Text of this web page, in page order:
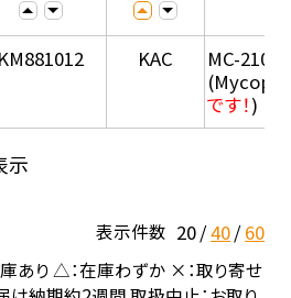
KM881012 KAC
MC-210 (
です！)
示
表示件数 20 40 60
あり △：在庫わずか ×：取り寄せ